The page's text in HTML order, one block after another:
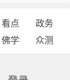
看点
政务
佛学 众测